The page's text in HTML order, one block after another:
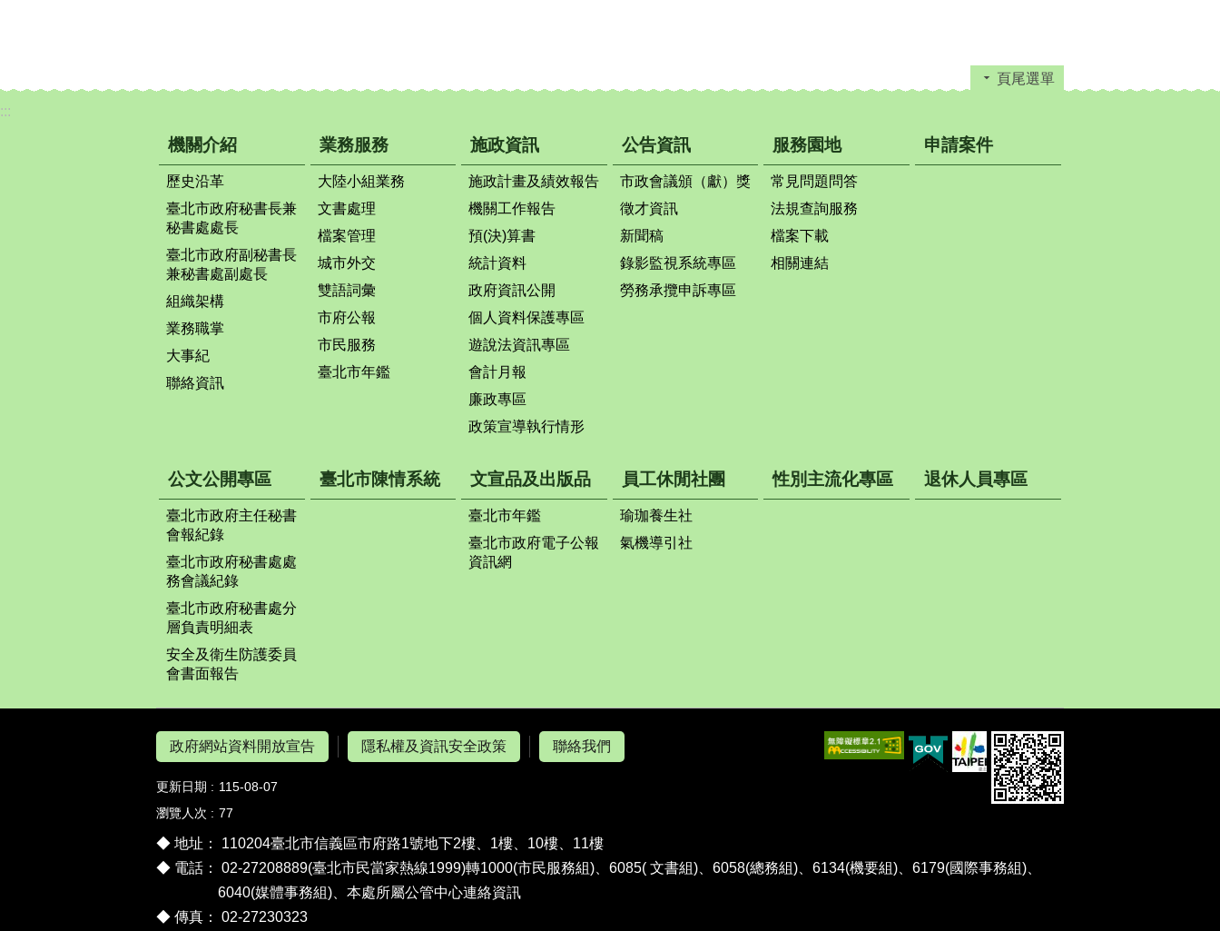
頁尾選單
:::
機關介紹
歷史沿革
臺北市政府秘書長兼
秘書處處長
臺北市政府副秘書長
兼秘書處副處長
組織架構
業務職掌
大事紀
聯絡資訊
業務服務
大陸小組業務
文書處理
檔案管理
城市外交
雙語詞彙
市府公報
市民服務
臺北市年鑑
施政資訊
施政計畫及績效報告
機關工作報告
預(決)算書
統計資料
政府資訊公開
個人資料保護專區
遊說法資訊專區
會計月報
廉政專區
政策宣導執行情形
公告資訊
市政會議頒（獻）獎
徵才資訊
新聞稿
錄影監視系統專區
勞務承攬申訴專區
服務園地
常見問題問答
法規查詢服務
檔案下載
相關連結
申請案件
公文公開專區
臺北市政府主任秘書
會報紀錄
臺北市政府秘書處處
務會議紀錄
臺北市政府秘書處分
層負責明細表
安全及衛生防護委員
會書面報告
臺北市陳情系統 文宣品及出版品
臺北市年鑑
臺北市政府電子公報
資訊網
員工休閒社團
瑜珈養生社
氣機導引社
性別主流化專區 退休人員專區
政府網站資料開放宣告 隱私權及資訊安全政策 聯絡我們
更新日期
115-08-07
瀏覽人次
77
◆ 地址： 110204臺北市信義區市府路1號地下2樓、1樓、10樓、11樓
◆ 電話： 02-27208889(臺北市民當家熱線1999)轉1000(市民服務組)、6085( 文書組)、6058(總務組)、6134(機要組)、6179(國際事務組)、
6040(媒體事務組)、 本處所屬公管中心連絡資訊
◆ 傳真： 02-27230323